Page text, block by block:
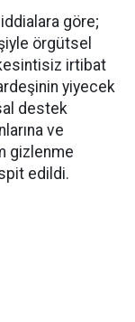
göre;
örgütsel
irtibat
yiyecek
destek
ve
gizlenme
edildi.